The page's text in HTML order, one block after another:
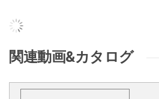
関連動画&カタログ